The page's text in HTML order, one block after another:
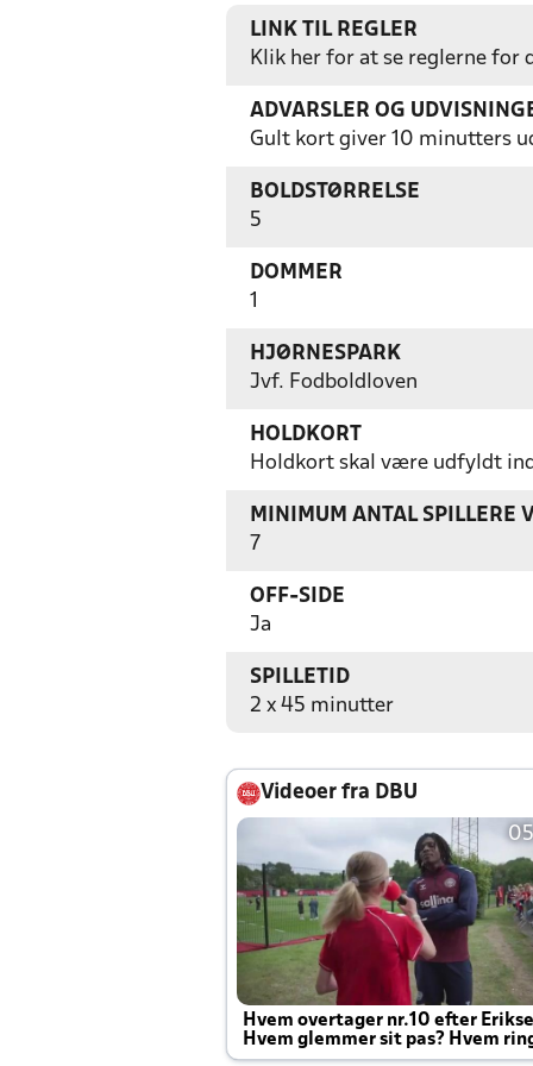
LINK TIL REGLER
Klik her for at se reglerne for
ADVARSLER OG
Gult kort giver 10 minutters
BOLDSTØRRELSE
5
DOMMER
1
HJØRNESPARK
Jvf. Fodboldloven
HOLDKORT
Holdkort skal være udfyldt
MINIMUM ANTAL SPILLERE
7
OFF-SIDE
Ja
SPILLETID
2 x 45 minutter
Videoer fra DBU
Hvem overtager nr.10 efter
Hvem glemmer sit pas? Hvem
Joachim altid til efter kampe?